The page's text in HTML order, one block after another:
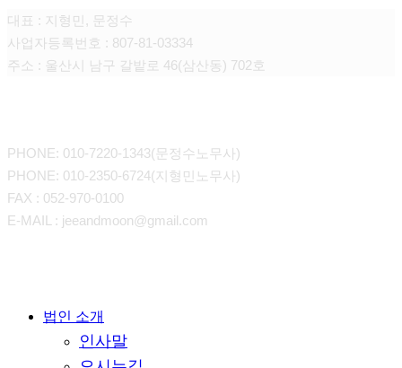
대표 : 지형민, 문정수
사업자등록번호 : 807-81-03334
주소 : 울산시 남구 갈밭로 46(삼산동) 702호
PHONE: 010-7220-1343(문정수노무사)
PHONE: 010-2350-6724(지형민노무사)
FAX : 052-970-0100
E-MAIL : jeeandmoon@gmail.com
Close 법인 소개
인사말